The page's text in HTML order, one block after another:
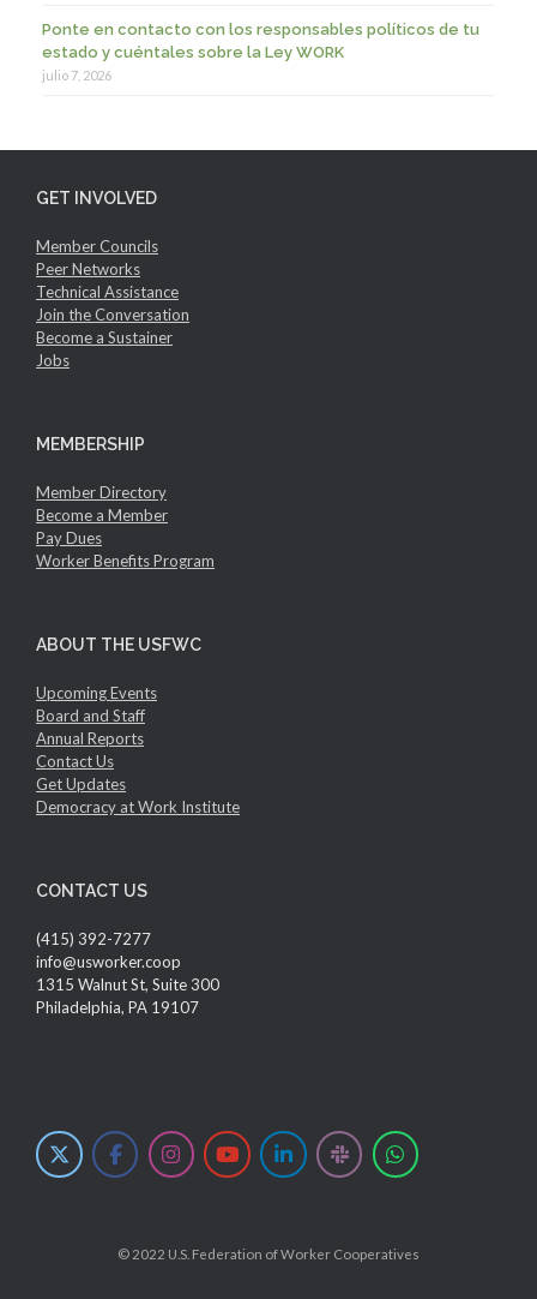
Ponte en contacto con los responsables políticos de tu
estado y cuéntales sobre la Ley WORK
julio 7, 2026
GET INVOLVED
Member Councils
Peer Networks
Technical Assistance
Join the Conversation
Become a Sustainer
Jobs
MEMBERSHIP
Member Directory
Become a Member
Pay Dues
Worker Benefits Program
ABOUT THE USFWC
Upcoming Events
Board and Staff
Annual Reports
Contact Us
Get Updates
Democracy at Work Institute
CONTACT US
(415) 392-7277
info@usworker.coop
1315 Walnut St, Suite 300
Philadelphia, PA 19107
© 2022 U.S. Federation of Worker Cooperatives